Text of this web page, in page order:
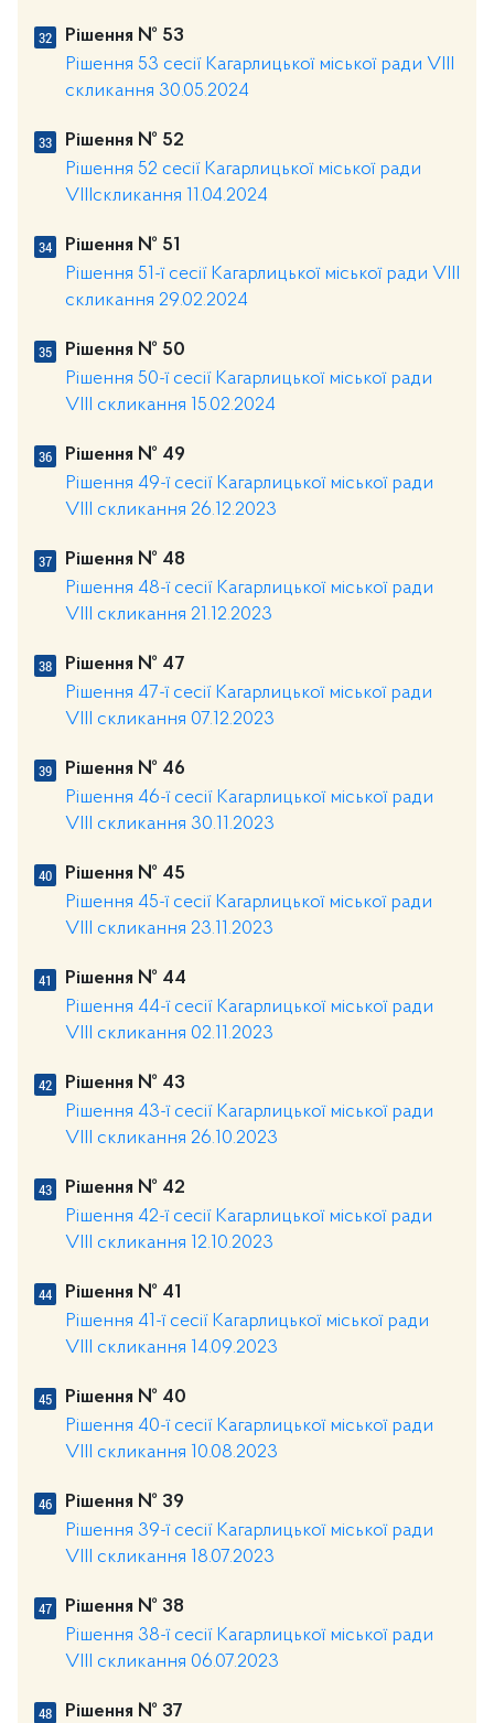
Рішення № 53
Рішення 53 сесії Кагарлицької міської ради VIII
скликання 30.05.2024
Рішення № 52
Рішення 52 сесії Кагарлицької міської ради
VIIIскликання 11.04.2024
Рішення № 51
Рішення 51-ї сесії Кагарлицької міської ради VIII
скликання 29.02.2024
Рішення № 50
Рішення 50-ї сесії Кагарлицької міської ради
VIII скликання 15.02.2024
Рішення № 49
Рішення 49-ї сесії Кагарлицької міської ради
VIII скликання 26.12.2023
Рішення № 48
Рішення 48-ї сесії Кагарлицької міської ради
VIII скликання 21.12.2023
Рішення № 47
Рішення 47-ї сесії Кагарлицької міської ради
VIII скликання 07.12.2023
Рішення № 46
Рішення 46-ї сесії Кагарлицької міської ради
VIII скликання 30.11.2023
Рішення № 45
Рішення 45-ї сесії Кагарлицької міської ради
VIII скликання 23.11.2023
Рішення № 44
Рішення 44-ї сесії Кагарлицької міської ради
VIII скликання 02.11.2023
Рішення № 43
Рішення 43-ї сесії Кагарлицької міської ради
VIII скликання 26.10.2023
Рішення № 42
Рішення 42-ї сесії Кагарлицької міської ради
VIII скликання 12.10.2023
Рішення № 41
Рішення 41-ї сесії Кагарлицької міської ради
VIII скликання 14.09.2023
Рішення № 40
Рішення 40-ї сесії Кагарлицької міської ради
VIII скликання 10.08.2023
Рішення № 39
Рішення 39-ї сесії Кагарлицької міської ради
VIII скликання 18.07.2023
Рішення № 38
Рішення 38-ї сесії Кагарлицької міської ради
VIII скликання 06.07.2023
Рішення № 37